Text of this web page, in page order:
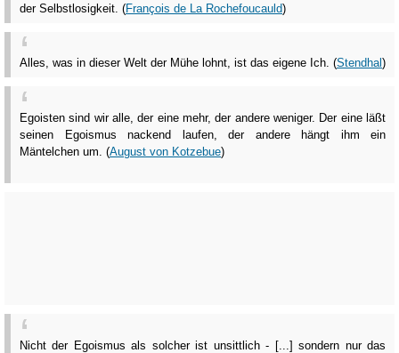
der Selbstlosigkeit. (François de La Rochefoucauld)
Alles, was in dieser Welt der Mühe lohnt, ist das eigene Ich. (Stendhal)
Egoisten sind wir alle, der eine mehr, der andere weniger. Der eine läßt
seinen Egoismus nackend laufen, der andere hängt ihm ein
Mäntelchen um. (August von Kotzebue)
Nicht der Egoismus als solcher ist unsittlich - [...] sondern nur das